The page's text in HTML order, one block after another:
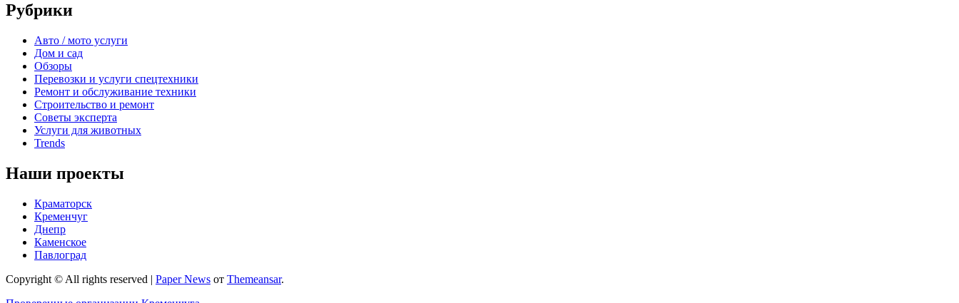
Рубрики
Авто / мото услуги
Дом и сад
Обзоры
Перевозки и услуги спецтехники
Ремонт и обслуживание техники
Строительство и ремонт
Советы эксперта
Услуги для животных
Trends
Наши проекты
Краматорск
Кременчуг
Днепр
Каменское
Павлоград
Copyright © All rights reserved | Paper News от Themeansar.